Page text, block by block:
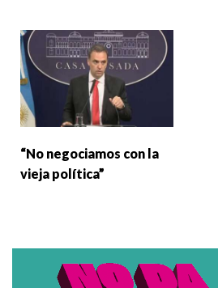
“No negociamos con la
vieja política”